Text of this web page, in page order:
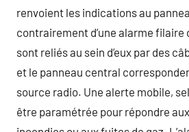
renvoient les indications au
contrairement d’une alarme filaire
sont reliés au sein d’eux par des
et le panneau central
source radio. Une alerte mobile,
être paramétrée pour répondre